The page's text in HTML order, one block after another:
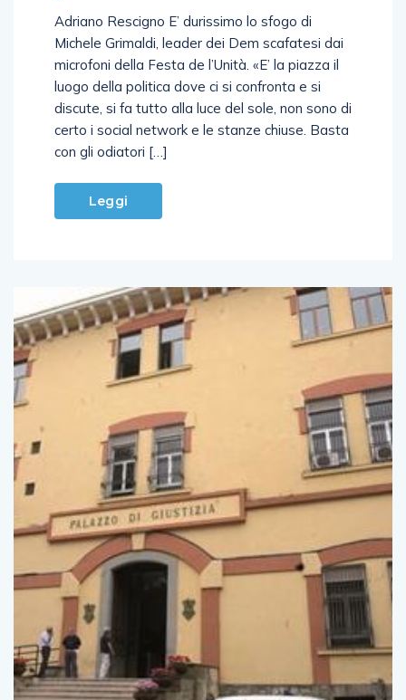
Adriano Rescigno E’ durissimo lo sfogo di
Michele Grimaldi, leader dei Dem scafatesi dai
microfoni della Festa de l’Unità. «E’ la piazza il
luogo della politica dove ci si confronta e si
discute, si fa tutto alla luce del sole, non sono di
certo i social network e le stanze chiuse. Basta
con gli odiatori […]
Leggi